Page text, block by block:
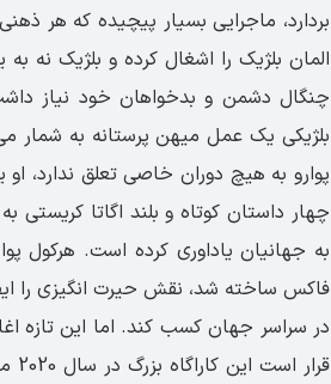
بردارد، ماجرایی بسیار پیچیده که هر
المان بلژیک را اشغال کرده و بلژیک نه
چنگال دشمن و بدخواهان خود نیاز
بلژیکی یک عمل میهن پرستانه به شمار
پوارو به هیچ دوران خاصی تعلق ندارد،
چهار داستان کوتاه و بلند اگاتا
به جهانیان یاداوری کرده است. هرکول
در سراسر جهان کسب کند. اما این تازه